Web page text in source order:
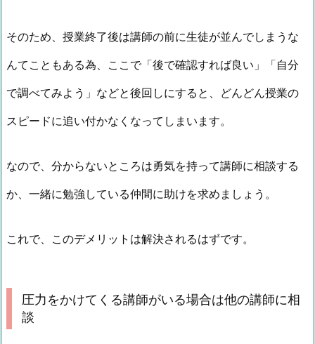
そのため、授業終了後は講師の前に生徒が並んでしまうな
んてこともある為、ここで「後で確認すれば良い」「自分
で調べてみよう」などと後回しにすると、どんどん授業の
スピードに追い付かなくなってしまいます。
なので、分からないところは勇気を持って講師に相談する
か、一緒に勉強している仲間に助けを求めましょう。
これで、このデメリットは解決されるはずです。
圧力をかけてくる講師がいる場合は他の講師に相
談